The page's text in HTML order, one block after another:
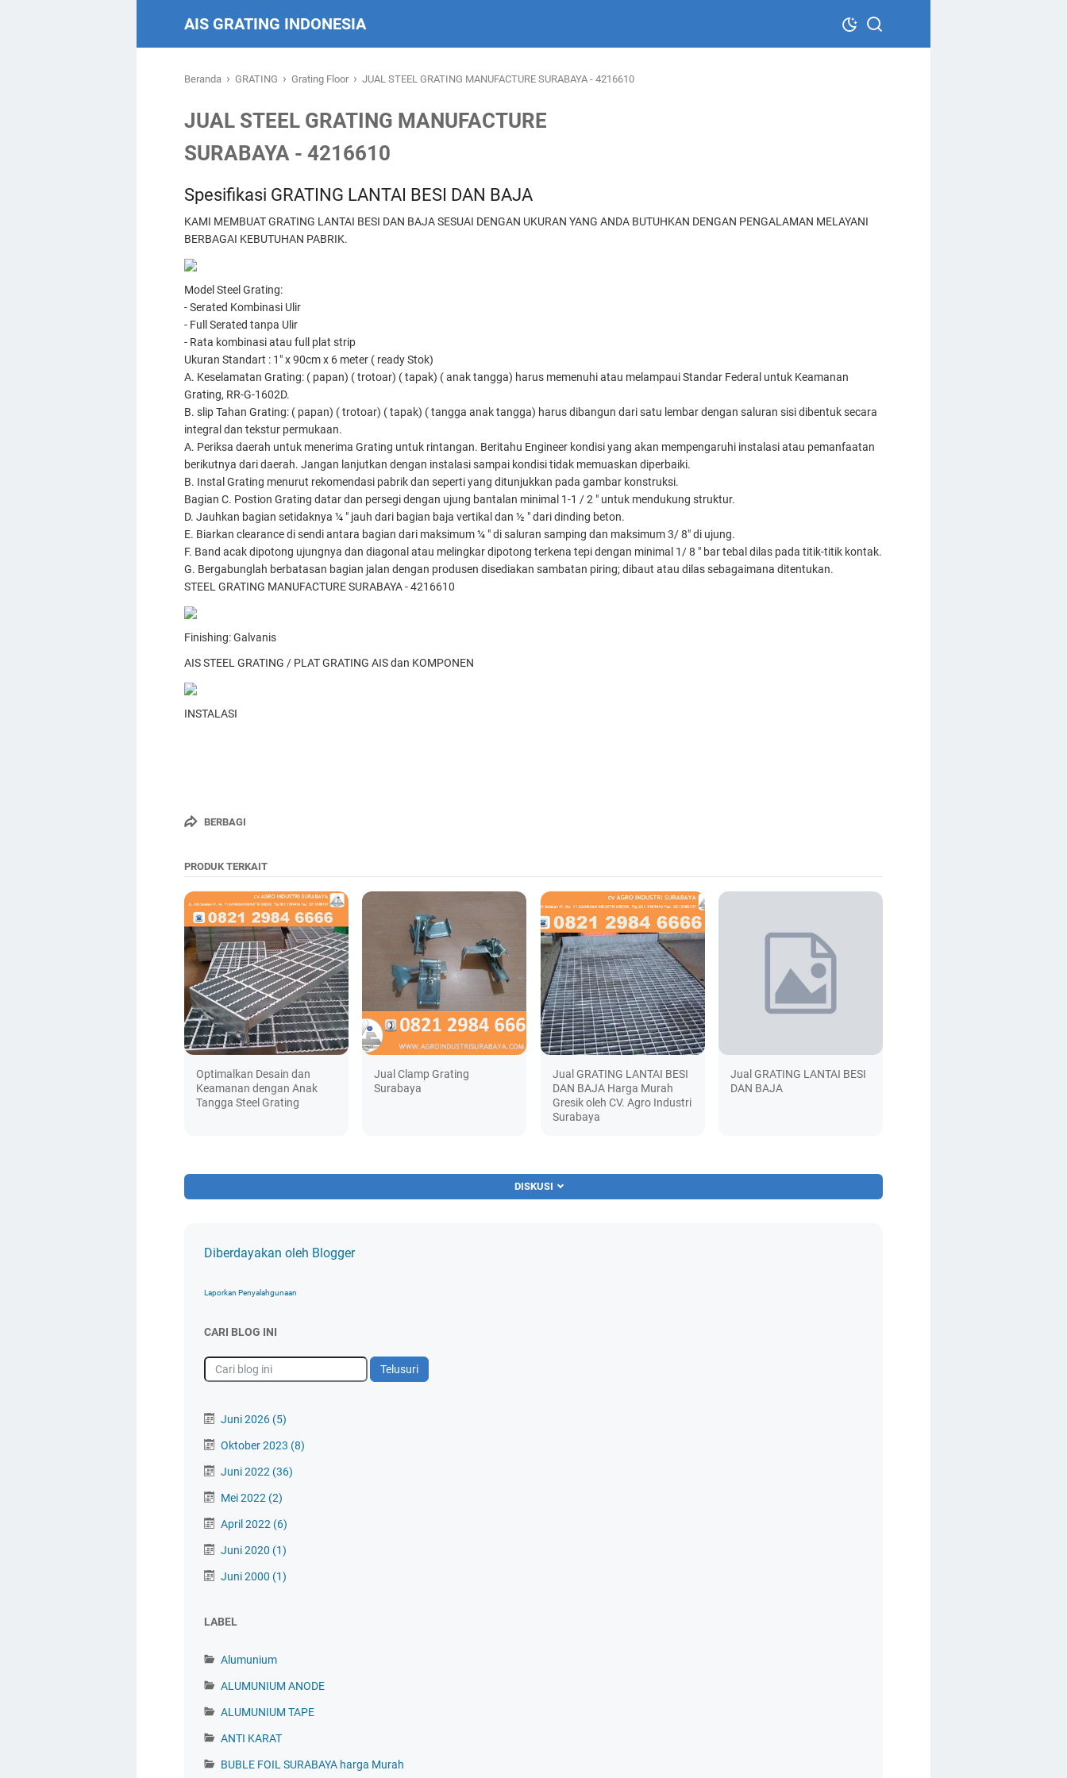
AIS GRATING INDONESIA
Beranda › GRATING › Grating Floor › JUAL STEEL GRATING MANUFACTURE SURABAYA - 4216610
JUAL STEEL GRATING MANUFACTURE
SURABAYA - 4216610
Spesifikasi GRATING LANTAI BESI DAN BAJA
KAMI MEMBUAT GRATING LANTAI BESI DAN BAJA SESUAI DENGAN UKURAN YANG ANDA BUTUHKAN DENGAN PENGALAMAN MELAYANI
BERBAGAI KEBUTUHAN PABRIK.
Model Steel Grating:
- Serated Kombinasi Ulir
- Full Serated tanpa Ulir
- Rata kombinasi atau full plat strip
Ukuran Standart : 1" x 90cm x 6 meter ( ready Stok)
A. Keselamatan Grating: ( papan) ( trotoar) ( tapak) ( anak tangga) harus memenuhi atau melampaui Standar Federal untuk Keamanan
Grating, RR-G-1602D.
B. slip Tahan Grating: ( papan) ( trotoar) ( tapak) ( tangga anak tangga) harus dibangun dari satu lembar dengan saluran sisi dibentuk secara
integral dan tekstur permukaan.
A. Periksa daerah untuk menerima Grating untuk rintangan. Beritahu Engineer kondisi yang akan mempengaruhi instalasi atau pemanfaatan
berikutnya dari daerah. Jangan lanjutkan dengan instalasi sampai kondisi tidak memuaskan diperbaiki.
B. Instal Grating menurut rekomendasi pabrik dan seperti yang ditunjukkan pada gambar konstruksi.
Bagian C. Postion Grating datar dan persegi dengan ujung bantalan minimal 1-1 / 2 " untuk mendukung struktur.
D. Jauhkan bagian setidaknya ¼ " jauh dari bagian baja vertikal dan ½ " dari dinding beton.
E. Biarkan clearance di sendi antara bagian dari maksimum ¼ " di saluran samping dan maksimum 3/ 8" di ujung.
F. Band acak dipotong ujungnya dan diagonal atau melingkar dipotong terkena tepi dengan minimal 1/ 8 " bar tebal dilas pada titik-titik kontak.
G. Bergabunglah berbatasan bagian jalan dengan produsen disediakan sambatan piring; dibaut atau dilas sebagaimana ditentukan.
STEEL GRATING MANUFACTURE SURABAYA - 4216610
Finishing: Galvanis
AIS STEEL GRATING / PLAT GRATING AIS dan KOMPONEN
INSTALASI
BERBAGI
PRODUK TERKAIT
Optimalkan Desain dan
Keamanan dengan Anak
Tangga Steel Grating
Jual Clamp Grating
Surabaya
Jual GRATING LANTAI BESI
DAN BAJA Harga Murah
Gresik oleh CV. Agro Industri
Surabaya
Jual GRATING LANTAI BESI
DAN BAJA
DISKUSI
Diberdayakan oleh Blogger
Laporkan Penyalahgunaan
CARI BLOG INI
Juni 2026 (5)
Oktober 2023 (8)
Juni 2022 (36)
Mei 2022 (2)
April 2022 (6)
Juni 2020 (1)
Juni 2000 (1)
LABEL
Alumunium
ALUMUNIUM ANODE
ALUMUNIUM TAPE
ANTI KARAT
BUBLE FOIL SURABAYA harga Murah